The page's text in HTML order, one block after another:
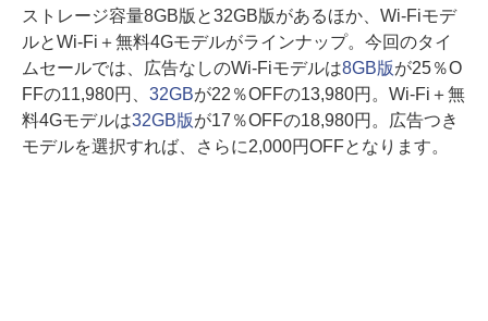
ストレージ容量8GB版と32GB版があるほか、Wi-Fiモデ
ルとWi-Fi＋無料4Gモデルがラインナップ。今回のタイ
ムセールでは、広告なしのWi-Fiモデルは8GB版が25％O
FFの11,980円、 32GBが22％OFFの13,980円。Wi-Fi＋無
料4Gモデルは32GB版が17％OFFの18,980円。広告つき
モデルを選択すれば、さらに2,000円OFFとなります。